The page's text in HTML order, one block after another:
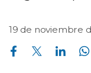
19 de noviembre
Compartir en Facebook Compartir en Twitter Compartir en Linkedin Compartir en Whatsapp